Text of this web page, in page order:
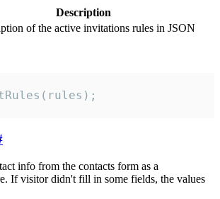
Description
of the active invitations rules in JSON
info from the contacts form as a
If visitor didn't fill in some fields, the values